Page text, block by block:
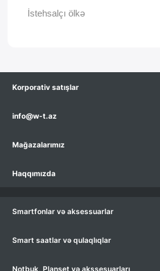
İstehsalçı ölkə
Korporativ satışlar
info@w-t.az
Mağazalarımız
Haqqımızda
Smartfonlar və aksessuarlar
Smart saatlar və qulaqlıqlar
Notbuk, Planşet və akssesuarları